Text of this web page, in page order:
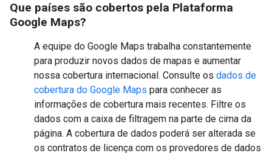
Que países são cobertos pela Plataforma
Google Maps?
A equipe do Google Maps trabalha constantemente
para produzir novos dados de mapas e aumentar
nossa cobertura internacional. Consulte os dados de
cobertura do Google Maps para conhecer as
informações de cobertura mais recentes. Filtre os
dados com a caixa de filtragem na parte de cima da
página. A cobertura de dados poderá ser alterada se
os contratos de licença com os provedores de dados